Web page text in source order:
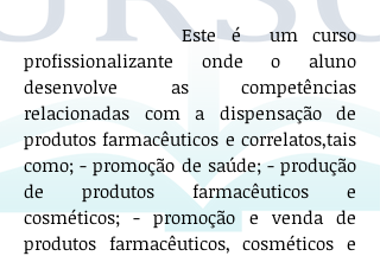
Este é um curso
profissionalizante onde o aluno
desenvolve as competências
relacionadas com a dispensação de
produtos farmacêuticos e correlatos,tais
como; - promoção de saúde; - produção
de produtos farmacêuticos e
cosméticos; - promoção e venda de
produtos farmacêuticos, cosméticos e